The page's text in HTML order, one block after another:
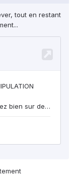
tout en restant